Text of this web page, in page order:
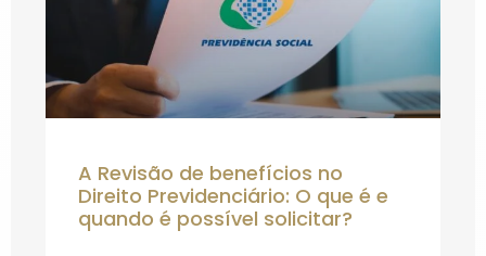
A Revisão de benefícios no
Direito Previdenciário: O que é e
quando é possível solicitar?